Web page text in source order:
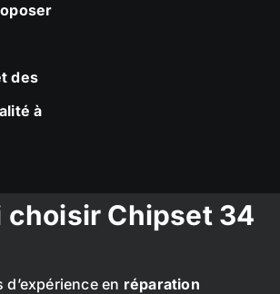
des
à
choisir Chipset 34
d’expérience en réparation